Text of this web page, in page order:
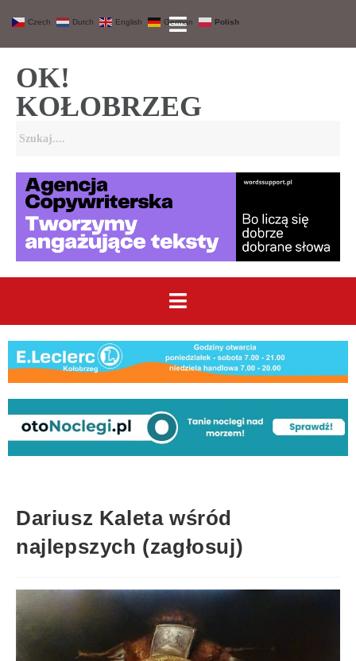
OK!
KOŁOBRZEG
Dariusz Kaleta wśród
najlepszych (zagłosuj)
Czech Dutch English German Polish